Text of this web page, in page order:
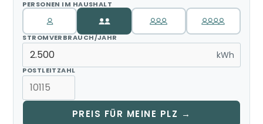
PERSONEN IM HAUSHALT
STROMVERBRAUCH/JAHR
kWh
POSTLEITZAHL
PREIS FÜR MEINE PLZ →